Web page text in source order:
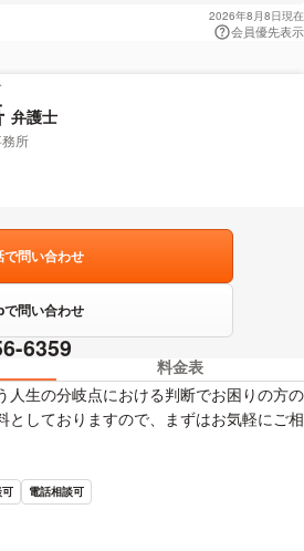
2026年8月8日現在
会員優先表示
弁護士
所
で問い合わせ
で問い合わせ
6359
料金表
人生の分岐点における判断でお困りの方の
としておりますので、まずはお気軽にご相
電話相談可
要素を